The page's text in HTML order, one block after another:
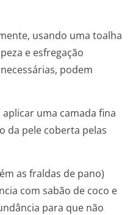
usando uma toalha
e esfregação
podem
uma camada fina
da pele coberta pelas
as fraldas de pano)
com sabão de coco e
para que não